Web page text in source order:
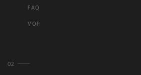
FAQ
VOP